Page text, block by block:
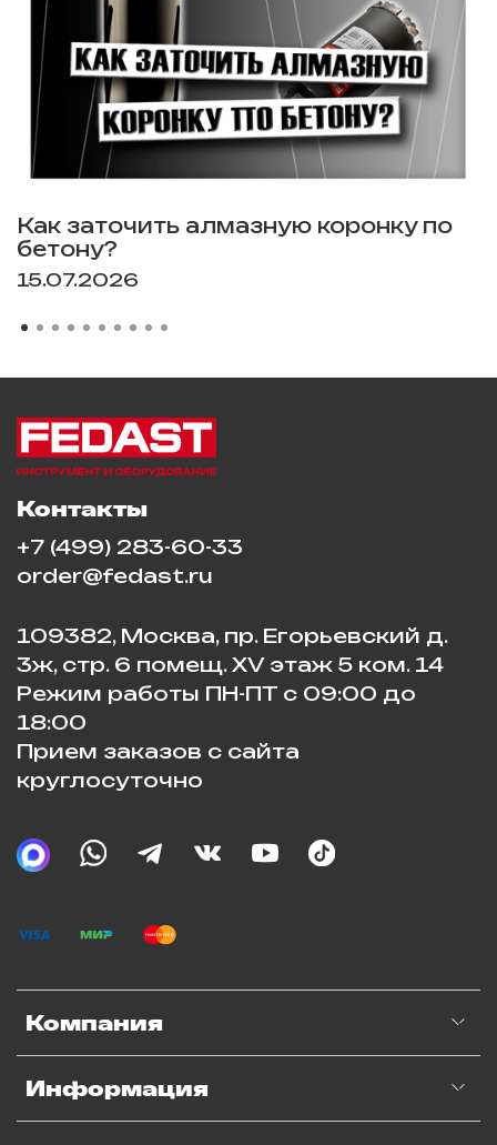
Как заточить алмазную коронку по
бетону?
15.07.2026
Компания
Информация
Контакты
+7 (499) 283-60-33
order@fedast.ru
109382, Москва, пр. Егорьевский д.
3ж, стр. 6 помещ. XV этаж 5 ком. 14
Режим работы ПН-ПТ с 09:00 до
18:00
Прием заказов с сайта
круглосуточно